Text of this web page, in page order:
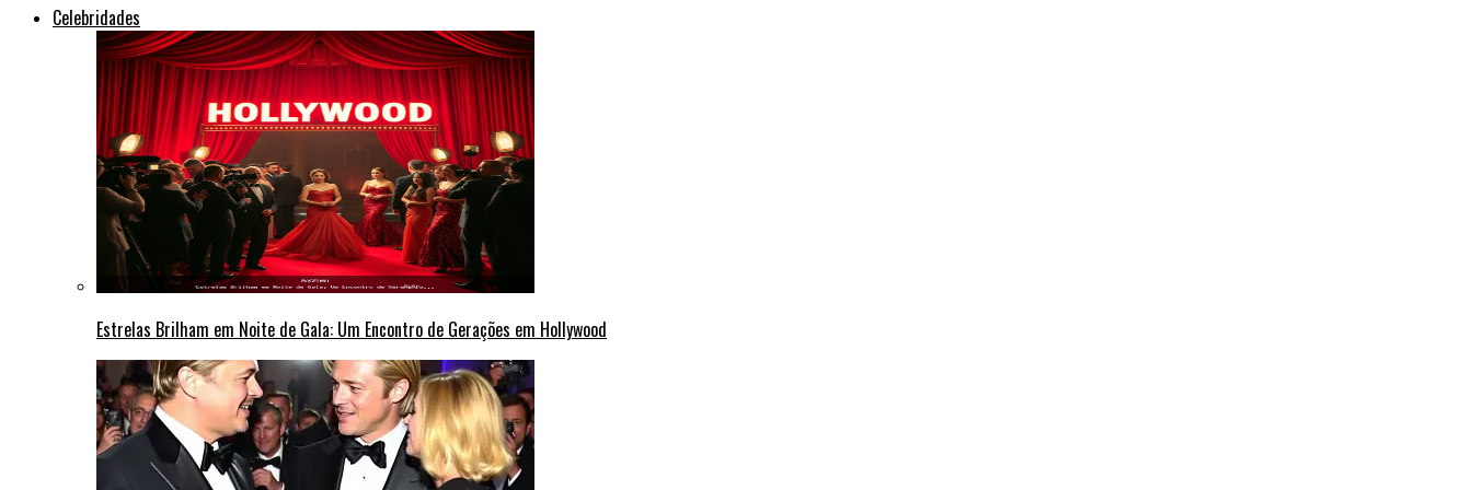
Celebridades
Estrelas Brilham em Noite de Gala: Um Encontro de Gerações em Hollywood